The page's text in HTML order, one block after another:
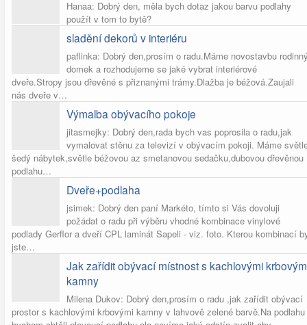
Hanaa: Dobrý den, měla bych dotaz jakou barvu podlahy
použít v tom to bytě?
sladění dekorů v interiéru
paflinka: Dobrý den,prosím o radu.Máme novostavbu
domek a rozhodujeme se jaké vybrat interiérové
dveře.Stropy jsou dřevěné s přiznanými trámy.Dlažba je béžová.Zaujali
nás dveře v…
Výmalba obývacího pokoje
jitasmejky: Dobrý den,rada bych vas poprosila o radu,jak
vymalovat stěnu za televizí v obývacím pokoji. Máme
šedý nábytek,světle béžovou az smetanovou sedačku,dubovou dřevěnou
podlahu…
Dveře+podlaha
jsimek: Dobrý den paní Markéto, tímto si Vás dovoluji
požádat o radu při výběru vhodné kombinace vinylové
podlady Gerflor a dveří CPL laminát Sapeli - viz. foto. Kterou kombinací
jste…
Jak zařídit obývací místnost s kachlovými
kamny
Milena Dukov: Dobrý den,prosím o radu ,jak zařídit obývací
prostor s kachlovými krbovými kamny v lahvově zelené barvě.Na podlahu